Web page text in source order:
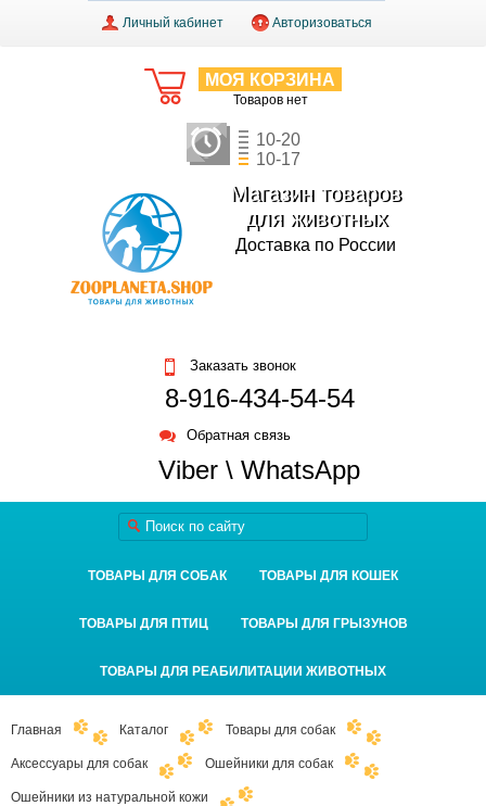
Личный кабинет Авторизоваться
МОЯ КОРЗИНА
Товаров нет
10-20
10-17
Магазин товаров
для животных
Доставка по России
Заказать звонок
8-916-434-54-54
Обратная связь
Viber \ WhatsApp
ТОВАРЫ ДЛЯ СОБАК ТОВАРЫ ДЛЯ КОШЕК
ТОВАРЫ ДЛЯ ПТИЦ ТОВАРЫ ДЛЯ ГРЫЗУНОВ
ТОВАРЫ ДЛЯ РЕАБИЛИТАЦИИ ЖИВОТНЫХ
Главная Каталог Товары для собак
Аксессуары для собак Ошейники для собак
Ошейники из натуральной кожи